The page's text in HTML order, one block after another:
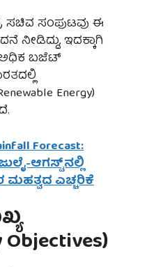
ಸಚಿವ ಸಂಪುಟವು ಈ
ಇದಕ್ಕಾಗಿ
ಅಧಿಕ ಬಜೆಟ್
Energy)
Forecast:
ಆಗಸ್ಟ್‌ನಲ್ಲಿ
ಮಹತ್ವದ ಎಚ್ಚರಿಕೆ